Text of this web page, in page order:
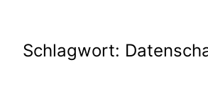
Schlagwort: